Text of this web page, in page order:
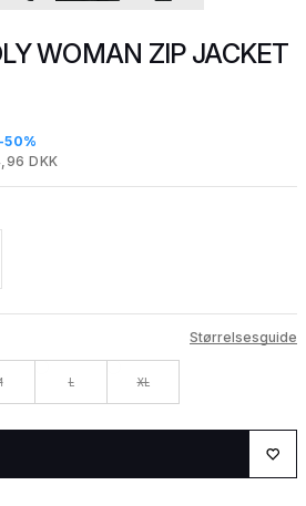
WOMAN ZIP JACKET
50%
DKK
Størrelsesguide
L XL